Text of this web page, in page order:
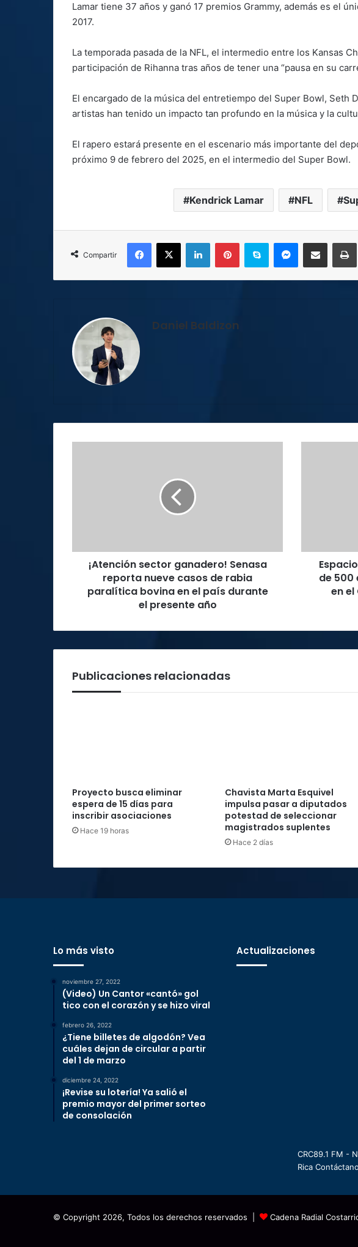
Lamar tiene 37 años y ganó 17 premios Grammy, además es el
2017.
La temporada pasada de la NFL, el intermedio entre los Kansas
participación de Rihanna tras años de tener una “pausa en su
El encargado de la música del entretiempo del Super Bowl, Seth
artistas han tenido un impacto tan profundo en la música y la
El rapero estará presente en el escenario más importante del
próximo 9 de febrero del 2025, en el intermedio del Super Bowl.
Kendrick Lamar NFL
Compartir
Facebook
X LinkedInPinterestSkype Messenger
Compartir por correo
Daniel Baldizon
rabia
paralítica
presente
¡Atención sector ganadero! Senasa
reporta nueve casos de rabia
paralítica bovina en el país durante
el presente año
exportadores
semanade 500
en
Publicaciones relacionadas
Proyecto busca eliminar
espera de 15 días para
inscribir asociaciones
Hace 19 horas
Chavista Marta Esquivel
impulsa pasar a diputados
potestad de seleccionar
magistrados suplentes
Hace 2 días
Lo más visto
noviembre 27, 2022
(Video) Un Cantor «cantó» gol
tico con el corazón y se hizo viral
febrero 26, 2022
¿Tiene billetes de algodón? Vea
cuáles dejan de circular a partir
del 1 de marzo
diciembre 24, 2022
¡Revise su lotería! Ya salió el
premio mayor del primer sorteo
de consolación
Actualizaciones
CRC89.1 FM -
Rica
© Copyright 2026, Todos los derechos reservados | Cadena Radial